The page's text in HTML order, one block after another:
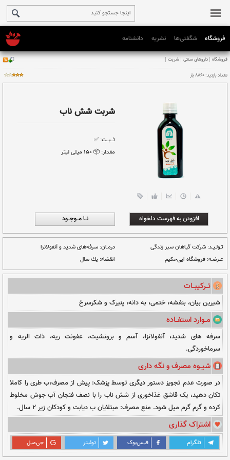
فروشگاه شگفتی‌ها نشریه دانشنامه
شربت شش ناب
ثــبــت:✅
مقدار:📦 ۱۵٠ میلی لیتر
دلخواه نــا مــوجــود
انقضاء:یك سال
به دانه، پنیرک و شکرسرخ